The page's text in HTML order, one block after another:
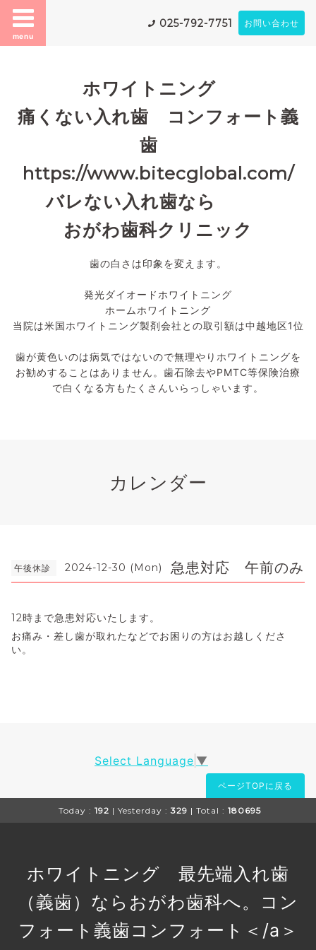
menu
025-792-7751 お問い合わせ
ホワイトニング
痛くない入れ歯 コンフォート義
歯
https://www.bitecglobal.com/
バレない入れ歯なら
おがわ歯科クリニック
歯の白さは印象を変えます。
発光ダイオードホワイトニング
ホームホワイトニング
当院は米国ホワイトニング製剤会社との取引額は中越地区1位
歯が黄色いのは病気ではないので無理やりホワイトニングを
お勧めすることはありません。歯石除去やPMTC等保険治療
で白くなる方もたくさんいらっしゃいます。
カレンダー
午後休診 2024-12-30 (Mon) 急患対応 午前のみ
12時まで急患対応いたします。
お痛み・差し歯が取れたなどでお困りの方はお越しくださ
い。
Select Language ▼
ページTOPに戻る
Today : 192 | Yesterday : 329 | Total : 180695
ホワイトニング 最先端入れ歯
（義歯）ならおがわ歯科へ。コン
フォート義歯コンフォート＜/a＞